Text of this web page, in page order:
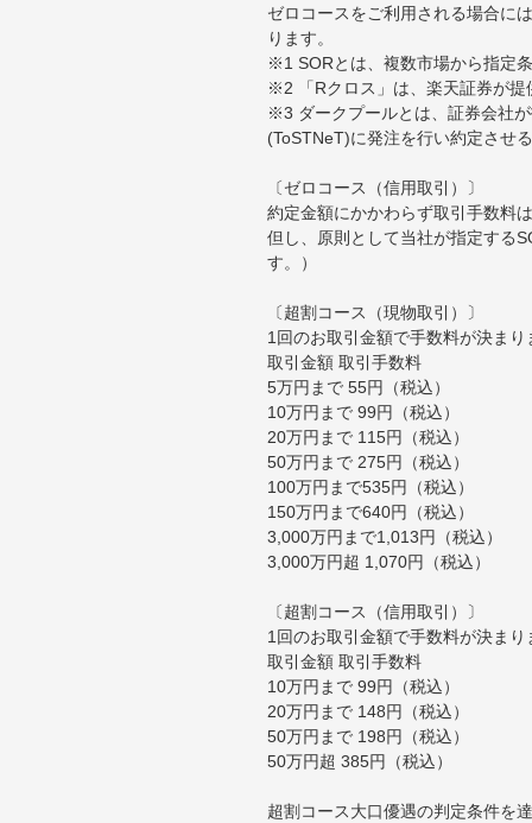
ゼロコースをご利用される場合に
ります。
※1 SORとは、複数市場から指定
※2 「Rクロス」は、楽天証券が
※3 ダークプールとは、証券会社
(ToSTNeT)に発注を行い約定させ
〔ゼロコース（信用取引）〕
約定金額にかかわらず取引手数料
但し、原則として当社が指定する
す。）
〔超割コース（現物取引）〕
1回のお取引金額で手数料が決まり
取引金額 取引手数料
5万円まで 55円（税込）
10万円まで 99円（税込）
20万円まで 115円（税込）
50万円まで 275円（税込）
100万円まで535円（税込）
150万円まで640円（税込）
3,000万円まで1,013円（税込）
3,000万円超 1,070円（税込）
〔超割コース（信用取引）〕
1回のお取引金額で手数料が決まり
取引金額 取引手数料
10万円まで 99円（税込）
20万円まで 148円（税込）
50万円まで 198円（税込）
50万円超 385円（税込）
超割コース大口優遇の判定条件を